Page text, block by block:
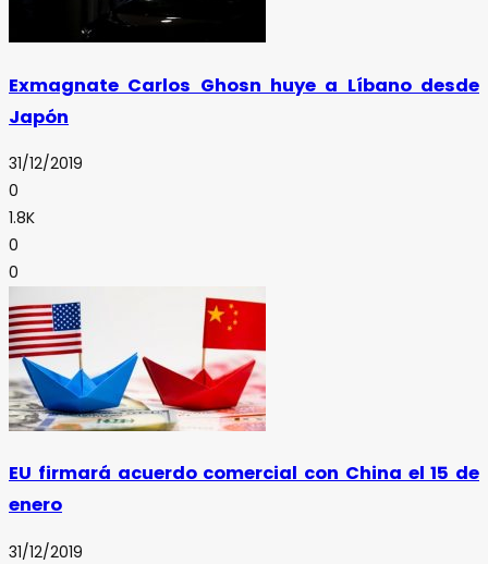
Exmagnate Carlos Ghosn huye a Líbano desde
Japón
31/12/2019
0
1.8K
0
0
EU firmará acuerdo comercial con China el 15 de
enero
31/12/2019